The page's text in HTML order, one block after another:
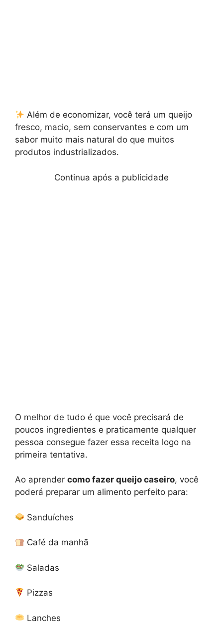
Além de economizar, você terá um queijo
fresco, macio, sem conservantes e com um
sabor muito mais natural do que muitos
produtos industrializados.
Continua após a publicidade
O melhor de tudo é que você precisará de
poucos ingredientes e praticamente qualquer
pessoa consegue fazer essa receita logo na
primeira tentativa.
Ao aprender como fazer queijo caseiro, você
poderá preparar um alimento perfeito para:
Sanduíches
Café da manhã
Saladas
Pizzas
Lanches